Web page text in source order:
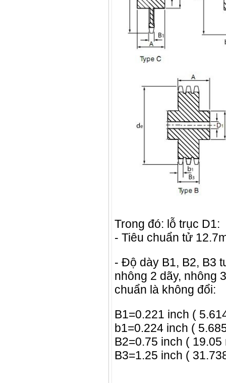
Trong đó: lỗ trục D1:
- Tiêu chuẩn tử
- Độ dày B1, B2, B3
nhông 2 dãy, nhông
chuẩn là không đổi:
B1=0.221 inch (
b1=0.224 inch (
B2=0.75 inch ( 19.05
B3=1.25 inch (